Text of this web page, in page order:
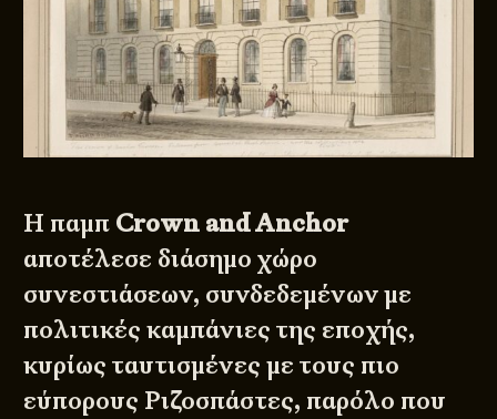
Η παμπ Crown and Anchor
αποτέλεσε διάσημο χώρο
συνεστιάσεων, συνδεδεμένων με
πολιτικές καμπάνιες της εποχής,
κυρίως ταυτισμένες με τους πιο
εύπορους Ριζοσπάστες, παρόλο που